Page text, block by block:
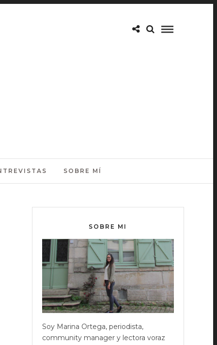
SOBRE MÍ
SOBRE MI
Soy Marina Ortega, periodista,
community manager y lectora voraz